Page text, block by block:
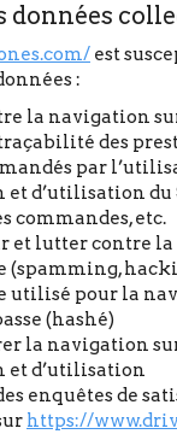
données
est
:
la navigation
des
par
et d’utilisation
commandes, etc.
et lutter contre la
(spamming,
pour la
(hashé)
la navigation
et d’utilisation
enquêtes de
https://